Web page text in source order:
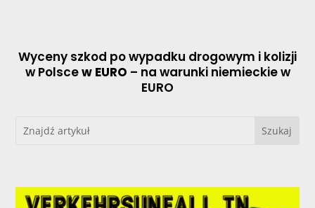
Wyceny szkod po wypadku drogowym i kolizji
w Polscew EURO – na warunki niemieckie w
EURO